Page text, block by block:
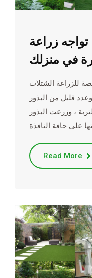
تواجه زراعة
في منزلك
للزراعة الشتلات
قليل من البذور
، وزرعت البذور
Read More